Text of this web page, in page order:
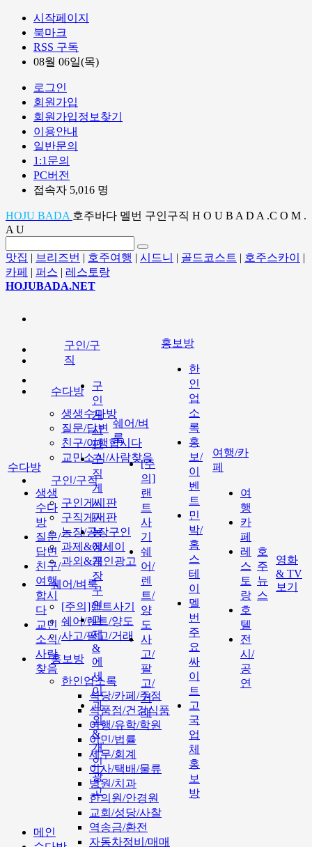
시작페이지
북마크
RSS 구독
08월 06일(목)
로그인
회원가입
회원가입정보찾기
이용안내
일반문의
1:1문의
PC버전
접속자 5,016 명
HOJU BADA 호주바다 멜번 구인구직 H O U B A D A .C O M .
A U
맛집 | 브리즈번 | 호주여행 | 시드니 | 골드코스트 | 호주스카이
|
카페 | 퍼스 | 레스토랑
HOJUBADA.NET
수다방
생생수다방
질문/답변
친구/여행합시다
교민소식/사람찾음
구인/구직
구인게시판
구직게시판
농장/공장구인
과제&에세이
과외&개인광고
쉐어/벼룩
[주의]랜트사기
쉐어/렌트/양도
사고/팔고/거래
홍보방
한인업소록
식당/카페/주점
식품점/건강식품
여행/유학/학원
이민/법률
세무/회계
이사/택배/물류
병원/치과
한의원/안경원
교회/성당/사찰
역송금/환전
자동차정비/매매
수다방
생생
수다
방
질문/
답변
친구/
여행
합시
다
교민
소식/
사람
찾음
구인/구
직
구
인
게
시
판
구
직
게
시
판
농
장/
공
장
구
인
과
제
&
에
세
이
과
외
&
개
인
광
고
쉐어/벼
룩
[주
의]
랜
트
사
기
쉐
어/
렌
트/
양
도
사
고/
팔
고/
거
래
홍보방
한
인
업
소
록
홍
보/
이
벤
트
민
박/
홈
스
테
이
멜
번
주
요
싸
이
트
고
국
업
체
홍
보
방
여행/카
페
여
행
카
페
레
스
토
랑
호
텔
전
시/
공
연
호
주
뉴
스
영화
& TV
보기
메인